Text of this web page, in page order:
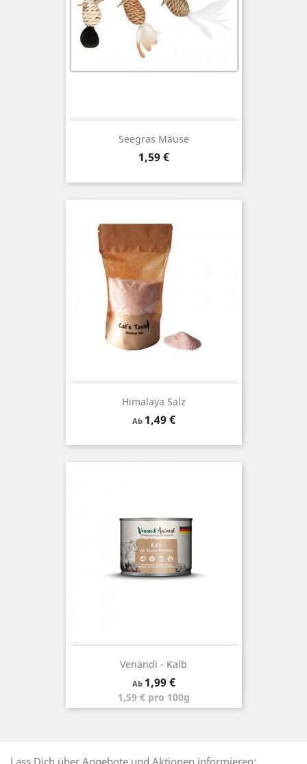
Seegras Mäuse
Preis
1,59 €
Himalaya Salz
Ab Preis
1,49 €
Venandi - Kalb
Ab Preis
1,99 €
1,59 € pro 100g
Lass Dich über Angebote und Aktionen informieren: